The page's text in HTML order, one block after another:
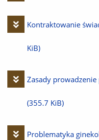
Pobierz
plik
Kontraktowanie
KiB)
Pobierz
plik
Zasady
(355.7 KiB)
Pobierz
Problematyka